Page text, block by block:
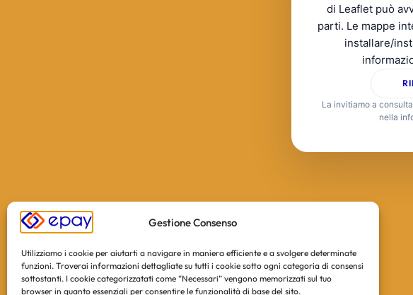
Gestione Consenso
Utilizziamo i cookie per aiutarti a navigare in maniera efficiente e a svolgere determinate
funzioni. Troverai informazioni dettagliate su tutti i cookie sotto ogni categoria di consensi
sottostanti. I cookie categorizzatati come “Necessari” vengono memorizzati sul tuo
browser in quanto essenziali per consentire le funzionalità di base del sito.
di Leaflet può
parti. Le mappe
installare/
La invitiamo a
nella